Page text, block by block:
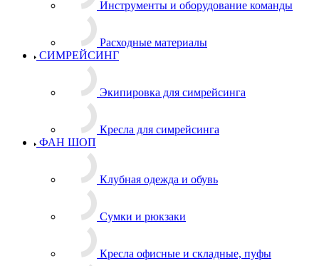
Инструменты и оборудование команды
Расходные материалы
СИМРЕЙСИНГ
Экипировка для симрейсинга
Кресла для симрейсинга
ФАН ШОП
Клубная одежда и обувь
Сумки и рюкзаки
Кресла офисные и складные, пуфы